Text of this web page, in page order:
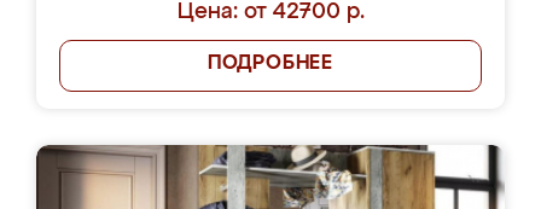
Цена: от 42700 р.
ПОДРОБНЕЕ